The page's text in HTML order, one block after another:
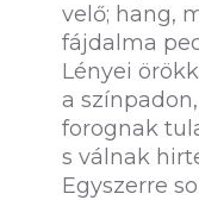
velő; hang,
fájdalma
Lényei
a
forognak
s válnak
Egyszerre